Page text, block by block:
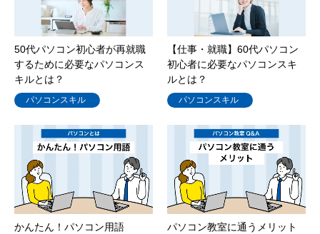
50代パソコン初心者が再就職
するために必要なパソコンス
キルとは？
パソコンスキル
【仕事・就職】60代パソコン
初心者に必要なパソコンスキ
ルとは？
パソコンスキル
かんたん！パソコン用語 パソコン教室に通うメリット